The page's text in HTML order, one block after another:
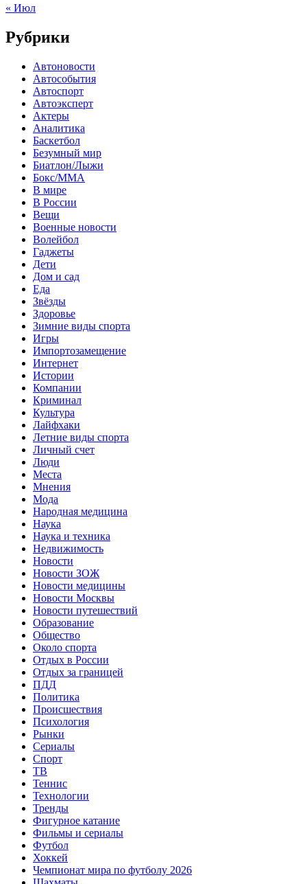
« Июл
Рубрики
Автоновости
Автособытия
Автоспорт
Автоэксперт
Актеры
Аналитика
Баскетбол
Безумный мир
Биатлон/Лыжи
Бокс/MMA
В мире
В России
Вещи
Военные новости
Волейбол
Гаджеты
Дети
Дом и сад
Еда
Звёзды
Здоровье
Зимние виды спорта
Игры
Импортозамещение
Интернет
Истории
Компании
Криминал
Культура
Лайфхаки
Летние виды спорта
Личный счет
Люди
Места
Мнения
Мода
Народная медицина
Наука
Наука и техника
Недвижимость
Новости
Новости ЗОЖ
Новости медицины
Новости Москвы
Новости путешествий
Образование
Общество
Около спорта
Отдых в России
Отдых за границей
ПДД
Политика
Происшествия
Психология
Рынки
Сериалы
Спорт
ТВ
Теннис
Технологии
Тренды
Фигурное катание
Фильмы и сериалы
Футбол
Хоккей
Чемпионат мира по футболу 2026